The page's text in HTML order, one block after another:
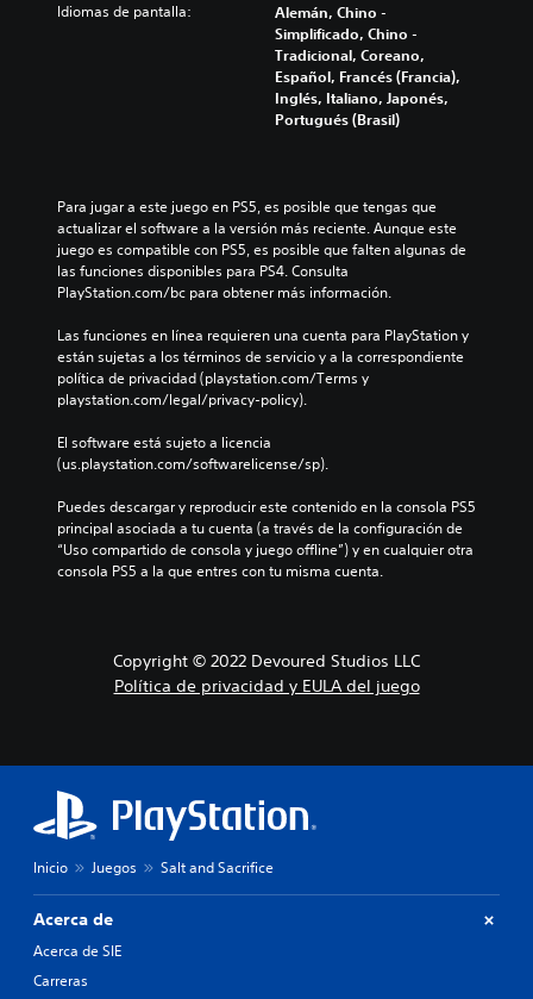
Idiomas de pantalla:
Alemán, Chino -
Simplificado, Chino -
Tradicional, Coreano,
Español, Francés (Francia),
Inglés, Italiano, Japonés,
Portugués (Brasil)
Para jugar a este juego en PS5, es posible que tengas que
actualizar el software a la versión más reciente. Aunque este
juego es compatible con PS5, es posible que falten algunas de
las funciones disponibles para PS4. Consulta
PlayStation.com/bc para obtener más información.
Las funciones en línea requieren una cuenta para PlayStation y
están sujetas a los términos de servicio y a la correspondiente
política de privacidad (playstation.com/Terms y
playstation.com/legal/privacy-policy).
El software está sujeto a licencia
(us.playstation.com/softwarelicense/sp).
Puedes descargar y reproducir este contenido en la consola PS5
principal asociada a tu cuenta (a través de la configuración de
“Uso compartido de consola y juego offline”) y en cualquier otra
consola PS5 a la que entres con tu misma cuenta.
Copyright © 2022 Devoured Studios LLC
Política de privacidad y EULA del juego
Inicio Juegos Salt and Sacrifice
Acerca de
Acerca de SIE
Carreras